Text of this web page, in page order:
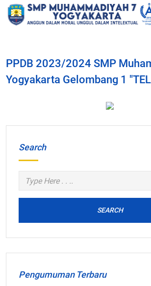
PPDB 2023/2024 SMP
Yogyakarta Gelombang 1
Search
SEARCH
Pengumuman Terbaru